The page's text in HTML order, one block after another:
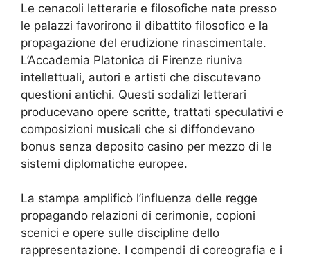
Le cenacoli letterarie e filosofiche nate presso
le palazzi favorirono il dibattito filosofico e la
propagazione del erudizione rinascimentale.
L’Accademia Platonica di Firenze riuniva
intellettuali, autori e artisti che discutevano
questioni antichi. Questi sodalizi letterari
producevano opere scritte, trattati speculativi e
composizioni musicali che si diffondevano
bonus senza deposito casino per mezzo di le
sistemi diplomatiche europee.
La stampa amplificò l’influenza delle regge
propagando relazioni di cerimonie, copioni
scenici e opere sulle discipline dello
rappresentazione. I compendi di coreografia e i